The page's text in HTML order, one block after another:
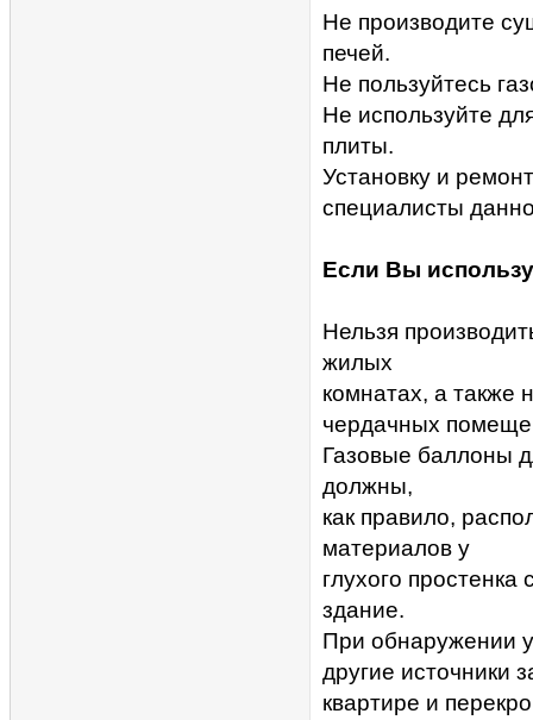
Не производите
печей.
Не пользуйтесь
Не используйте
плиты.
Установку и
специалисты
Если Вы
Нельзя
жилых
комнатах, а также
чердачных
Газовые баллоны
должны,
как правило,
материалов у
глухого
здание.
При обнаружении
другие источники
квартире и